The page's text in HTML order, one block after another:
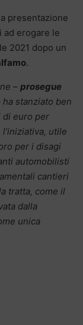
presentazione
ad erogare le
2021 dopo un
.
– prosegue
ha stanziato ben
di euro per
utile
per i disagi
automobilisti
cantieri
tratta, come il
dalla
unica